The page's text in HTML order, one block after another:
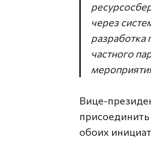
через
разработка
частного
Вице-
обоих